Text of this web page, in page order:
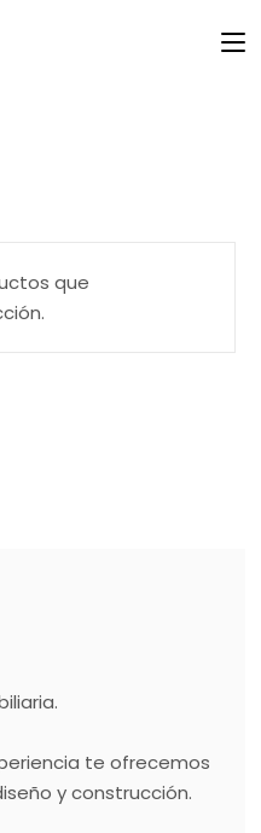
que
te ofrecemos
y construcción.